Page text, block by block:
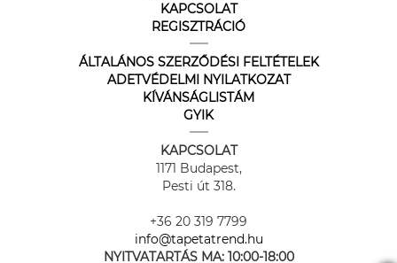
KAPCSOLAT
REGISZTRÁCIÓ
ÁLTALÁNOS SZERZŐDÉSI FELTÉTELEK
ADETVÉDELMI NYILATKOZAT
KÍVÁNSÁGLISTÁM
GYIK
KAPCSOLAT
1171 Budapest,
Pesti út 318.
+36 20 319 7799
info@tapetatrend.hu
NYITVATARTÁS MA: 10:00-18:00